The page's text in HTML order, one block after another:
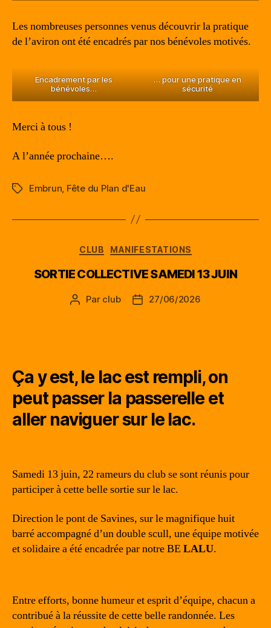
Les nombreuses personnes venus découvrir la pratique
de l’aviron ont été encadrés par nos bénévoles motivés.
Encadrement par les
bénévoles…
… pour une pratique en
sécurité
Merci à tous !
A l’année prochaine….
Étiquettes
Embrun Fête du Plan d'Eau
Catégories
CLUB MANIFESTATIONS
SORTIE COLLECTIVE SAMEDI 13 JUIN
Auteur
Par club
Date27/06/2026
Ça y est, le lac est rempli, on
peut passer la passerelle et
aller naviguer sur le lac.
Samedi 13 juin, 22 rameurs du club se sont réunis pour
participer à cette belle sortie sur le lac.
Direction le pont de Savines, sur le magnifique huit
barré accompagné d’un double scull, une équipe motivée
et solidaire a été encadrée par notre BE LALU.
Entre efforts, bonne humeur et esprit d’équipe, chacun a
contribué à la réussite de cette belle randonnée. Les